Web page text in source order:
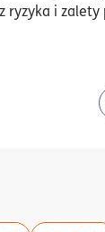
ryzyka i